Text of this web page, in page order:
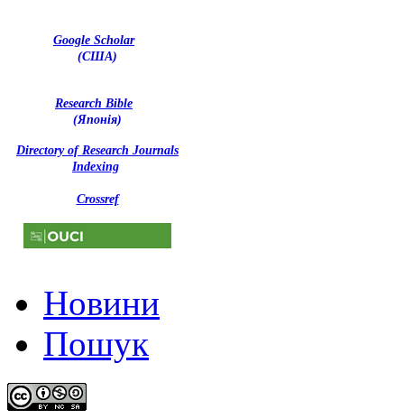
Google Scholar
(США)
Research Bible
(Японія)
Directory of Research Journals
Indexing
Crossref
Новини
Пошук